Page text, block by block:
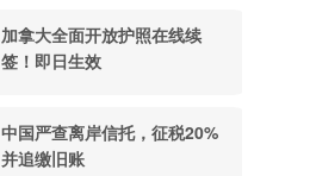
加拿大全面开放护照在线续
签！即日生效
中国严查离岸信托，征税20%
并追缴旧账